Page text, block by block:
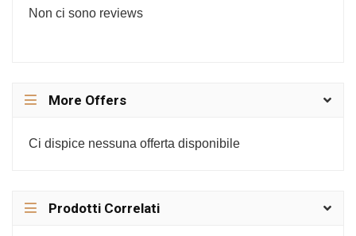
Non ci sono reviews
More Offers
Ci dispice nessuna offerta disponibile
Prodotti Correlati